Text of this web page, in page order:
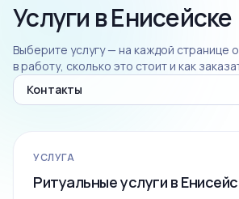
Услуги в Енисейске
Выберите услугу — на каждой странице
в работу, сколько это стоит и как
Контакты
УСЛУГА
Ритуальные услуги в